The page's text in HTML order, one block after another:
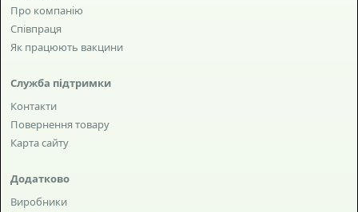
Про компанію
Співпраця
Як працюють вакцини
Служба підтримки
Контакти
Повернення товару
Карта сайту
Додатково
Виробники